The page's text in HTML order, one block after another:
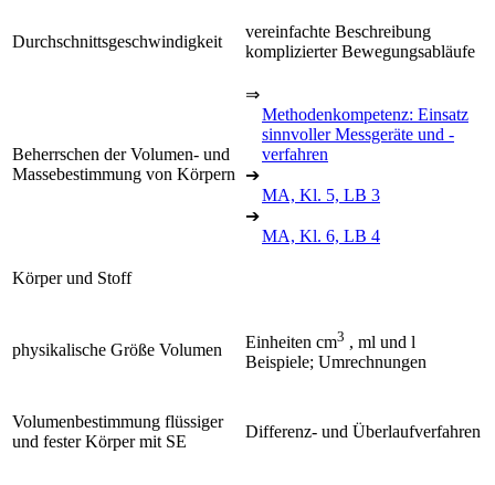
Durchschnittsgeschwindigkeit
vereinfachte Beschreibung
komplizierter Bewegungsabläufe
Beherrschen der Volumen- und
Massebestimmung von Körpern
⇒
Methodenkompetenz: Einsatz
sinnvoller Messgeräte und -
verfahren
➔
MA, Kl. 5, LB 3
➔
MA, Kl. 6, LB 4
Körper und Stoff
physikalische Größe Volumen Einheiten cm3 , ml und l
Beispiele; Umrechnungen
Volumenbestimmung flüssiger
und fester Körper mit SE
Differenz- und Überlaufverfahren